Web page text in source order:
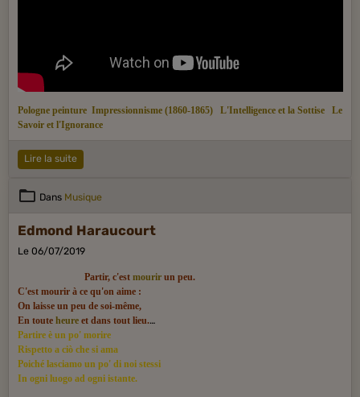
Pologne peinture Impressionnisme (1860-1865) L'Intelligence et la Sottise
Le
Savoir et l'Ignorance
Lire la suite
Dans Musique
Edmond Haraucourt
Le 06/07/2019
Partir, c'est mourirun peu.
C'est mourir à ce qu'on aime :
On laisse un peu de soi-même,
En toute heureet dans tout lieu.
Partire è un po' morire
Rispetto a ciò che si ama
Poiché lasciamo un po' di noi stessi
In ogni luogo ad ogni istante.